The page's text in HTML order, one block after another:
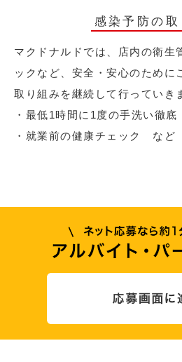
感染予防の取
マクドナルドでは、店内の衛生
ックなど、安全・安心のために
取り組みを継続して行っていき
・最低1時間に1度の手洗い徹底
・就業前の健康チェック など